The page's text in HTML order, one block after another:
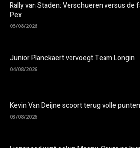
Rally van Staden: Verschueren versus de
Pex
05/08/2026
Junior Planckaert vervoegt Team Longin
04/08/2026
Kevin Van Deijne scoort terug volle
03/08/2026